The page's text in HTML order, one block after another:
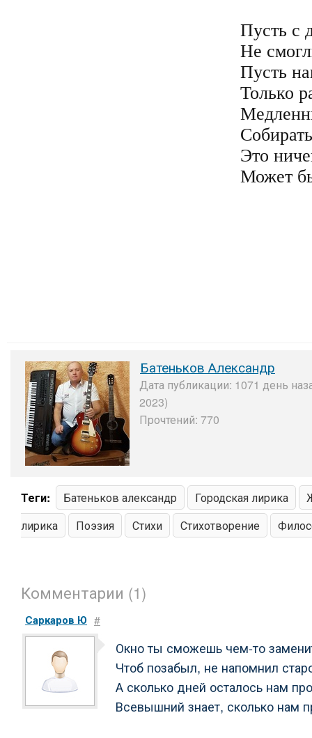
Пусть с
Не
Пусть
Только
Это
Может
Батеньков Александр
Дата публикации: 1071 день
2023)
Прочтений: 770
Теги: Батеньков александр Городская лирика
лирика
Поэзия Стихи Стихотворение
Комментарии (1)
Саркаров Ю #
Окно ты сможешь чем-то
Чтоб позабыл, не напомнил
А сколько дней осталось нам
Всевышний знает, сколько нам